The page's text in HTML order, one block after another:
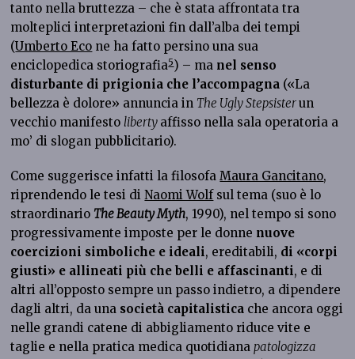
tanto nella bruttezza – che è stata affrontata tra
molteplici interpretazioni fin dall’alba dei tempi
(Umberto Eco ne ha fatto persino una sua
enciclopedica storiografia5) – ma nel senso
disturbante di prigionia che l’accompagna («La
bellezza è dolore» annuncia in The Ugly Stepsisterun
vecchio manifesto liberty affisso nella sala operatoria a
mo’ di slogan pubblicitario).
Come suggerisce infatti la filosofaMaura Gancitano,
riprendendo le tesi diNaomi Wolf sul tema (suo è lo
straordinario The Beauty Myth, 1990), nel tempo si sono
progressivamente imposte per le donne nuove
coercizioni simboliche e ideali, ereditabili, di «corpi
giusti» e allineati più che belli e affascinanti, e di
altri all’opposto sempre un passo indietro, a dipendere
dagli altri, da una società capitalistica che ancora oggi
nelle grandi catene di abbigliamento riduce vite e
taglie e nella pratica medica quotidianapatologizza